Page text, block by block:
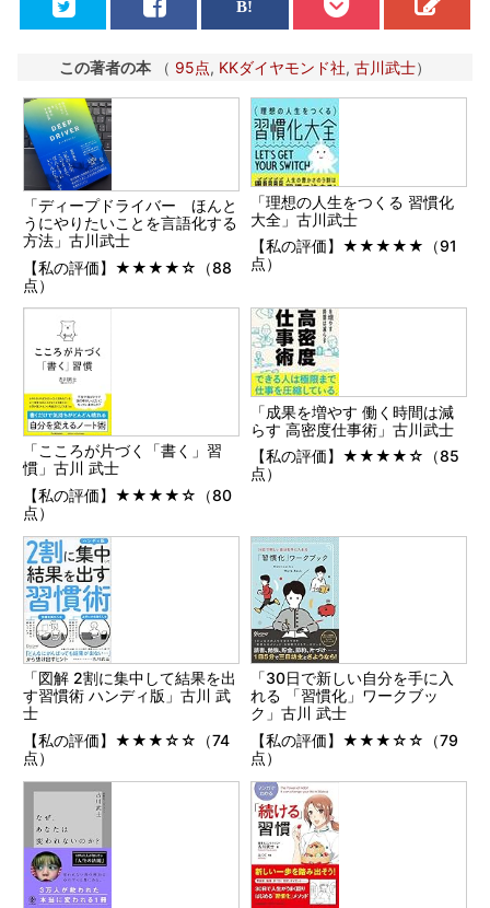
この著者の本 （ 95点, KKダイヤモンド社, 古川武士）
「ディープドライバー ほんと
うにやりたいことを言語化する
方法」古川武士
【私の評価】★★★★☆（88
点）
「理想の人生をつくる 習慣化
大全」古川武士
【私の評価】★★★★★（91
点）
「こころが片づく「書く」習
慣」古川 武士
【私の評価】★★★★☆（80
点）
「成果を増やす 働く時間は減
らす 高密度仕事術」古川武士
【私の評価】★★★★☆（85
点）
「図解 2割に集中して結果を出
す習慣術 ハンディ版」古川 武
士
【私の評価】★★★☆☆（74
点）
「30日で新しい自分を手に入
れる 「習慣化」ワークブッ
ク」古川 武士
【私の評価】★★★☆☆（79
点）